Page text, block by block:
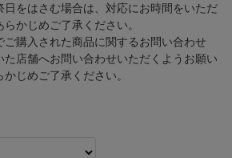
をはさむ場合は、対応にお時間をいただ
かじめご了承ください。
購入された商品に関するお問い合わせ
た店舗へお問い合わせいただくようお願い
じめご了承ください。